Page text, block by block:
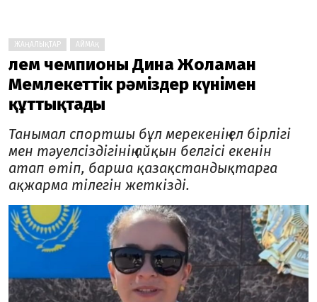
ЖАҢАЛЫҚТАР АЙМАҚ
Әлем чемпионы Дина Жоламан
Мемлекеттік рәміздер күнімен
құттықтады
Танымал спортшы бұл мерекенің ел бірлігі
мен тәуелсіздігінің айқын белгісі екенін
атап өтіп, барша қазақстандықтарға
ақжарма тілегін жеткізді.